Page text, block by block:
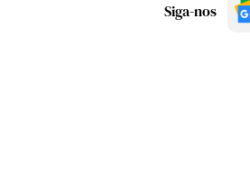
Siga-nos